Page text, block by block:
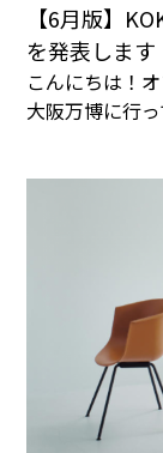
【6月版】
を発表します
こんにちは！
大阪万博に行